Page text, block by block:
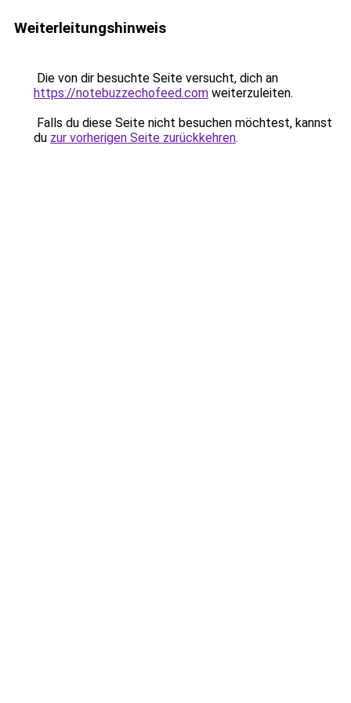
Weiterleitungshinweis
Die von dir besuchte Seite versucht, dich an
https://notebuzzechofeed.com weiterzuleiten.
Falls du diese Seite nicht besuchen möchtest, kannst
du zur vorherigen Seite zurückkehren.